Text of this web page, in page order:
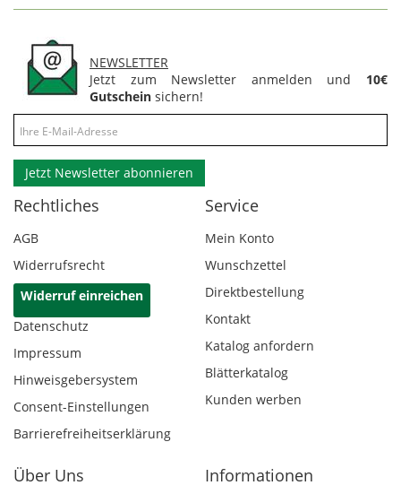
NEWSLETTER
Jetzt zum Newsletter anmelden und 10€
Gutschein sichern!
Jetzt Newsletter abonnieren
Rechtliches
AGB
Widerrufsrecht
Widerruf einreichen
Datenschutz
Impressum
Hinweisgebersystem
Consent-Einstellungen
Barrierefreiheitserklärung
Service
Mein Konto
Wunschzettel
Direktbestellung
Kontakt
Katalog anfordern
Blätterkatalog
Kunden werben
Über Uns Informationen